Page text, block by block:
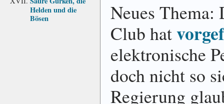
Helden und die
Bösen
Neues Thema:
Club hat
elektronische
doch nicht so
Regierung